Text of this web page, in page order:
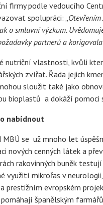
firmy podle vedoucího
spolupráci: „
o smluvní výzkum.
partnerů a
nutriční vlastnosti, kvůli
zvířat. Řada jejich
sloužit také jako
bioplastů a dokáží
nabídnout
MBÚ se už mnoho let
nových cenných látek a
rakovinných buněk
mikrořas v
prestižním evropském
španělským